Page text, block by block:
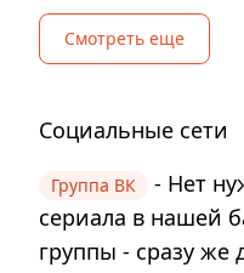
Смотреть еще
Социальные сети
Группа ВК
- Нет
сериала в нашей
группы - сразу же